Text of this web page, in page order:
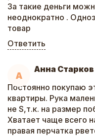
За такие деньги
неоднократно .
товар
Ответить
А
Анна Старков
Постоянно покупаю
квартиры. Рука
не S,т.к. на размер
Хватает чаще всего
правая перчатка